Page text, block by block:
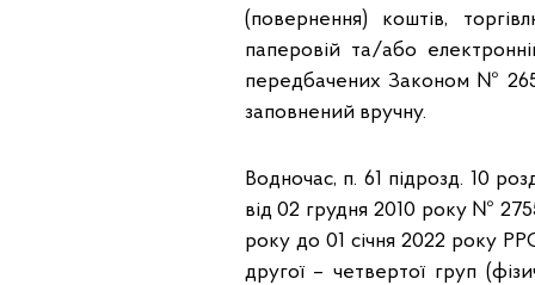
(повернення) коштів,
паперовій та/або
передбачених Законом №
заповнений вручну.
Водночас, п. 61 підрозд. 10
від 02 грудня 2010 року №
року до 01 січня 2022 року
другої – четвертої груп